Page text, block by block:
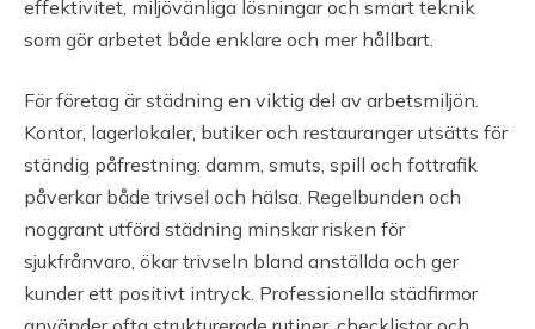
effektivitet, miljövänliga lösningar och smart teknik
som gör arbetet både enklare och mer hållbart.
För företag är städning en viktig del av arbetsmiljön.
Kontor, lagerlokaler, butiker och restauranger utsätts för
ständig påfrestning: damm, smuts, spill och fottrafik
påverkar både trivsel och hälsa. Regelbunden och
noggrant utförd städning minskar risken för
sjukfrånvaro, ökar trivseln bland anställda och ger
kunder ett positivt intryck. Professionella städfirmor